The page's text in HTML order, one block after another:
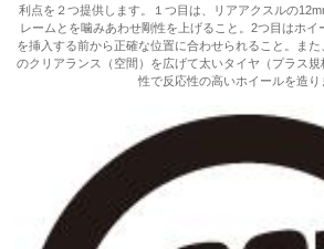
利点を２つ提供します。１つ目は、リアアクスルの
レームとを噛みあわせ剛性を上げること。2つ目はホ
を挿入する前から正確な位置に合わせられること。ま
のクリアランス（空間）を広げて太いタイヤ（プラス
性で反応性の高いホイールを造り